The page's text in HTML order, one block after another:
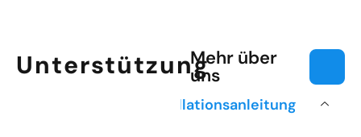
UnterstützungMehr über
uns
Installationsanleitung